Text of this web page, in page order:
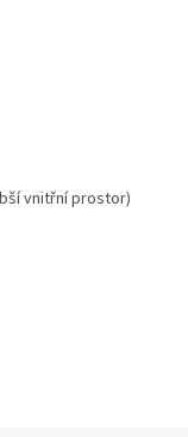
vnitřní prostor)